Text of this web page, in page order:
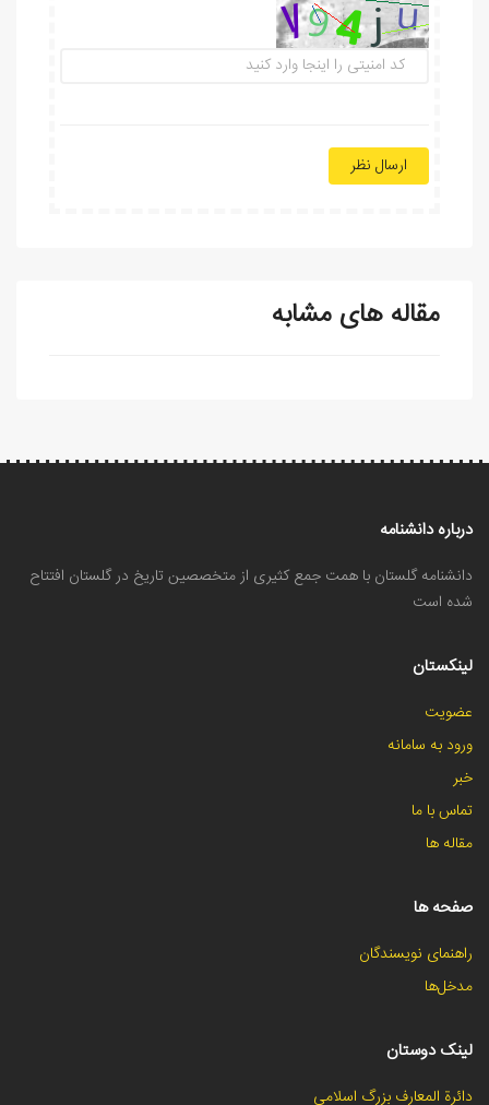
ارسال نظر
مقاله های مشابه
درباره دانشنامه
دانشنامه گلستان با همت جمع کثیری از متخصصین تاریخ در گلستان افتتاح
شده است
لینکستان
عضویت
ورود به سامانه
خبر
تماس با ما
مقاله ها
صفحه ها
راهنمای نویسندگان
مدخل‌ها
لینک دوستان
دائرة المعارف بزرگ اسلامی